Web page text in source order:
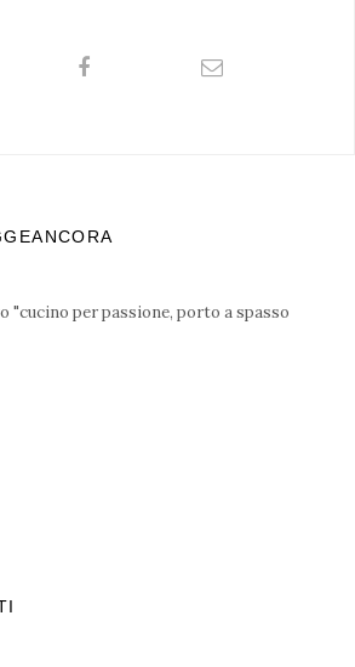
"cucino per passione, porto a spasso